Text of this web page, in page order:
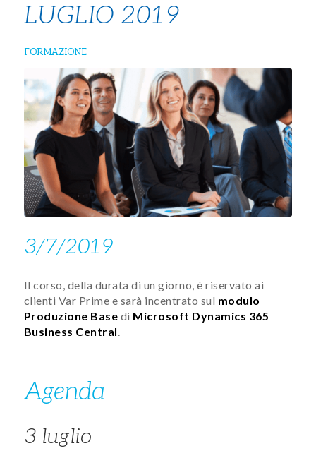
LUGLIO 2019
FORMAZIONE
3/7/2019
Il corso, della dura​ta di un giorno, è riservato ai
clienti Var Prime e sarà incentrato sul modulo
Produzione Base di Microsoft Dynamics 365
Business Central.​​​
Agenda​​​
3 luglio